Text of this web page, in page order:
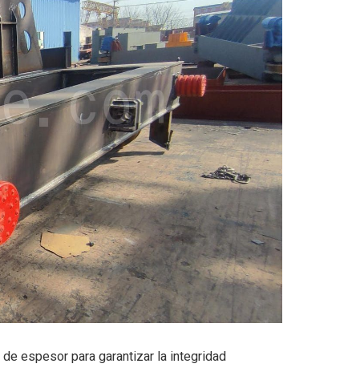
espesor para garantizar la integridad